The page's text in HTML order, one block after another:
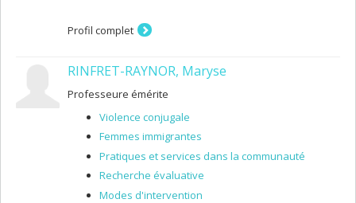
Profil complet
RINFRET-RAYNOR, Maryse
Professeure émérite
Violence conjugale
Femmes immigrantes
Pratiques et services dans la communauté
Recherche évaluative
Modes d'intervention